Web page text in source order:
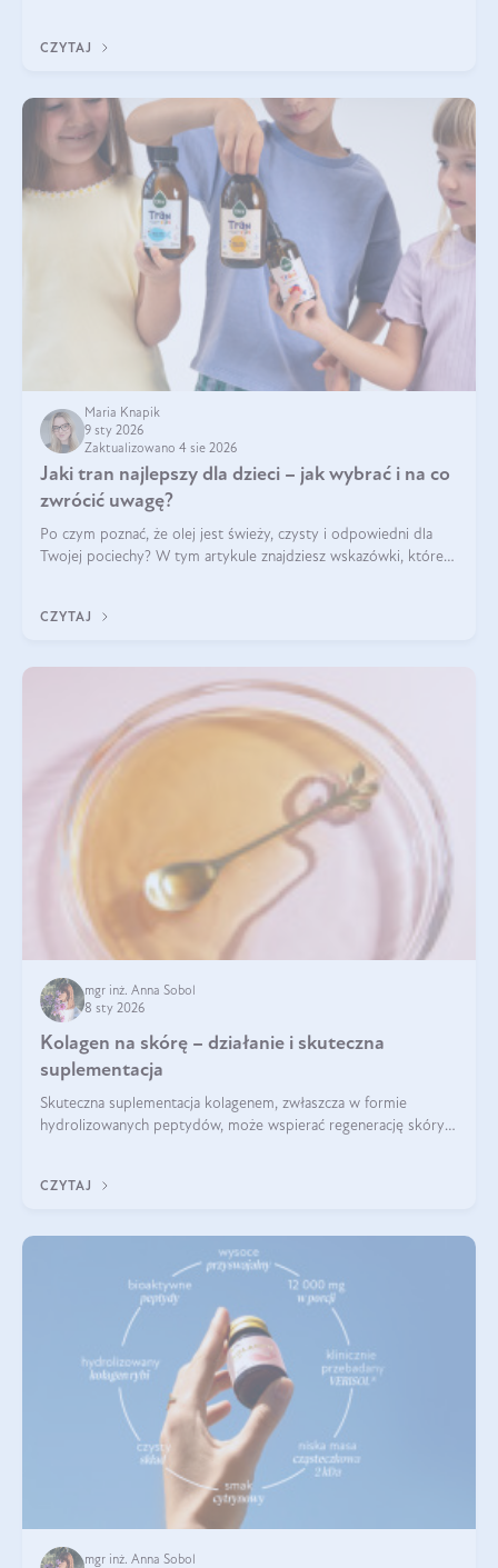
osłabienie włosów.
CZYTAJ
Maria Knapik
9 sty 2026
Zaktualizowano 4 sie 2026
Jaki tran najlepszy dla dzieci – jak wybrać i na co
zwrócić uwagę?
Po czym poznać, że olej jest świeży, czysty i odpowiedni dla
Twojej pociechy? W tym artykule znajdziesz wskazówki, które
CZYTAJ
mgr inż. Anna Sobol
8 sty 2026
Kolagen na skórę – działanie i skuteczna
suplementacja
Skuteczna suplementacja kolagenem, zwłaszcza w formie
hydrolizowanych peptydów, może wspierać regenerację skóry i
CZYTAJ
mgr inż. Anna Sobol